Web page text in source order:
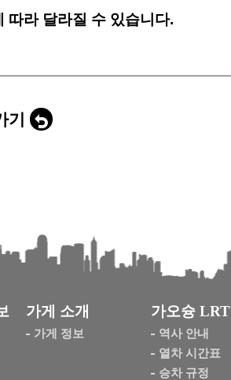
따라 달라질 수 있습니다.
가게 소개
가게 정보
가오슝 LRT
역사 안내
열차 시간표
승차 규정